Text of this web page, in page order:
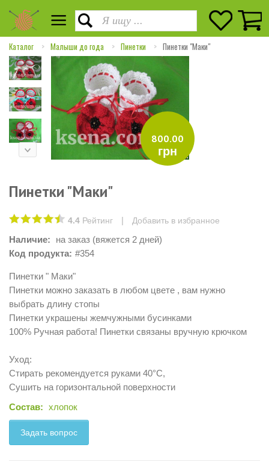
Каталог Малыши до года Пинетки Пинетки "Маки"
800.00
грн
Пинетки "Маки"
4.4 Рейтинг | Добавить в избранное
Наличие:
на заказ (вяжется 2 дней)
Код продукта: #354
Пинетки " Маки"
Пинетки можно заказать в любом цвете , вам нужно
выбрать длину стопы
Пинетки украшены жемчужными бусинками
100% Ручная работа! Пинетки связаны вручную крючком
Уход:
Стирать рекомендуется руками 40°C,
Сушить на горизонтальной поверхности
Состав: хлопок
Задать вопрос